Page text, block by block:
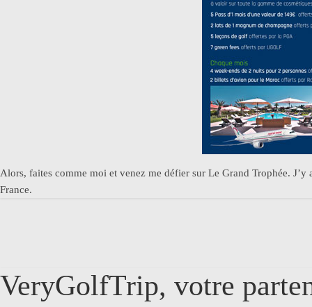
Alors, faites comme moi et venez me défier sur Le Grand Trophée.
France.
VeryGolfTrip, votre